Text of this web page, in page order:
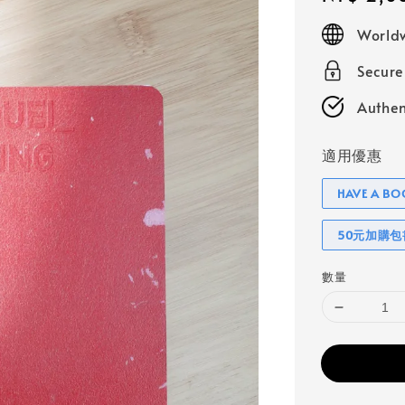
price
適用優惠
HAVE A
50元加購
數量